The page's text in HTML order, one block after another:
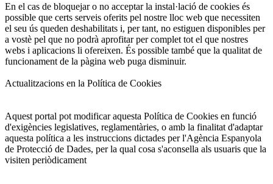
En el cas de bloquejar o no acceptar la instal·lació de cookies és
possible que certs serveis oferits pel nostre lloc web que necessiten
el seu ús queden deshabilitats i, per tant, no estiguen disponibles per
a vostè pel que no podrà aprofitar per complet tot el que nostres
webs i aplicacions li ofereixen. És possible també que la qualitat de
funcionament de la pàgina web puga disminuir.
Actualitzacions en la Política de Cookies
Aquest portal pot modificar aquesta Política de Cookies en funció
d'exigències legislatives, reglamentàries, o amb la finalitat d'adaptar
aquesta política a les instruccions dictades per l'Agència Espanyola
de Protecció de Dades, per la qual cosa s'aconsella als usuaris que la
visiten periòdicament